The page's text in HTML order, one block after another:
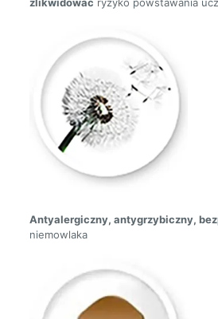
Antyalergiczny, antygrzybiczny,
niemowlaka